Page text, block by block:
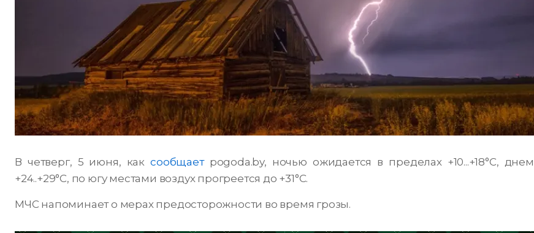
В четверг, 5 июня, каксообщаетpogoda.by, ночью ожидается в пределах +10...+18°С, днем ​​
+24..+29°С, по югу местами воздух прогреется до +31°С.
МЧС напоминает о мерах предосторожности во время грозы.